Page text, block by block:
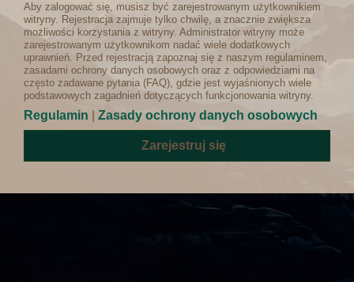
Aby zalogować się, musisz być zarejestrowanym użytkownikiem
witryny. Rejestracja zajmuje tylko chwilę, a znacznie zwiększa
możliwości korzystania z witryny. Administrator witryny może
zarejestrowanym użytkownikom nadać wiele dodatkowych
uprawnień. Przed rejestracją zapoznaj się z naszym regulaminem,
zasadami ochrony danych osobowych oraz z odpowiedziami na
często zadawane pytania (FAQ), gdzie jest wyjaśnionych wiele
podstawowych zagadnień dotyczących funkcjonowania witryny.
Regulamin Zasady ochrony danych osobowych
Zarejestruj się